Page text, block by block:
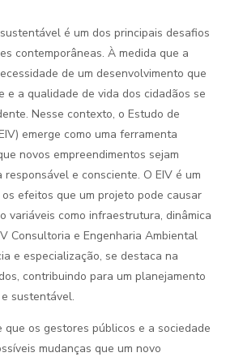
é um dos principais desafios
contemporâneas. À medida que a
de um desenvolvimento que
e a qualidade de vida dos cidadãos se
Nesse contexto, o Estudo de
emerge como uma ferramenta
novos empreendimentos sejam
e consciente. O EIV é um
efeitos que um projeto pode causar
variáveis como infraestrutura, dinâmica
Consultoria e Engenharia Ambiental
e especialização, se destaca na
contribuindo para um planejamento
sustentável.
que os gestores públicos e a sociedade
mudanças que um novo